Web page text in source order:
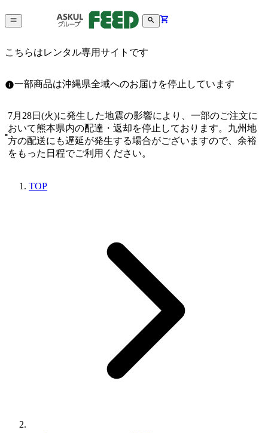
こちらはレンタル専用サイトです
一部商品は沖縄県全域へのお届けを停止しています
7月28日(火)に発生した地震の影響により、一部のご注文に
おいて熊本県内の配達・返却を停止しております。九州地
方の配送にも遅延が発生する場合がございますので、余裕
をもった日程でご利用ください。
TOP